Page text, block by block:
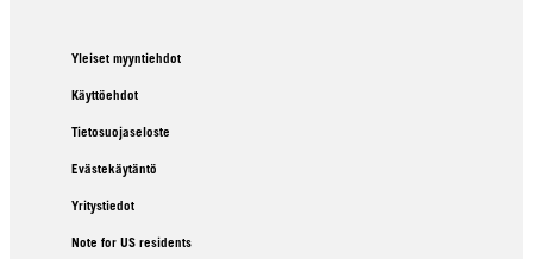
Yleiset myyntiehdot
Käyttöehdot
Tietosuojaseloste
Evästekäytäntö
Yritystiedot
Note for US residents